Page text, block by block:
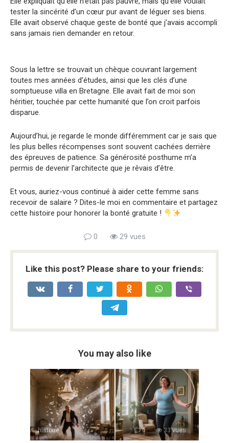
tester la sincérité d’un cœur pur avant de léguer ses biens.
Elle avait observé chaque geste de bonté que j’avais accompli
sans jamais rien demander en retour.
Sous la lettre se trouvait un chèque couvrant largement
toutes mes années d’études, ainsi que les clés d’une
somptueuse villa en Bretagne. Elle avait fait de moi son
héritier, touchée par cette humanité que l’on croit parfois
disparue.
Aujourd’hui, je regarde le monde différemment car je sais que
les plus belles récompenses sont souvent cachées derrière
des épreuves de patience. Sa générosité posthume m’a
permis de devenir l’architecte que je rêvais d’être.
Et vous, auriez-vous continué à aider cette femme sans
recevoir de salaire ? Dites-le moi en commentaire et partagez
cette histoire pour honorer la bonté gratuite !
0 29 vues
Like this post? Please share to your friends:
You may also like
histoire 0 33 vues